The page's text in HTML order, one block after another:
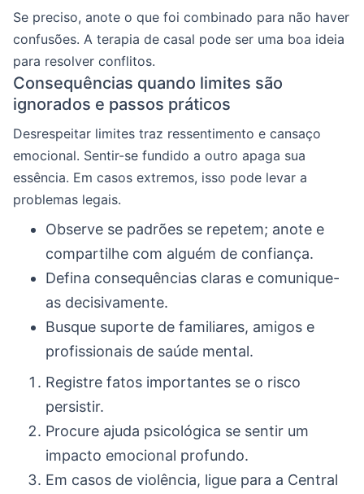
Se preciso, anote o que foi combinado para não haver
confusões. A terapia de casal pode ser uma boa ideia
para resolver conflitos.
Consequências quando limites são
ignorados e passos práticos
Desrespeitar limites traz ressentimento e cansaço
emocional. Sentir-se fundido a outro apaga sua
essência. Em casos extremos, isso pode levar a
problemas legais.
Observe se padrões se repetem; anote e
compartilhe com alguém de confiança.
Defina consequências claras e comunique-
as decisivamente.
Busque suporte de familiares, amigos e
profissionais de saúde mental.
Registre fatos importantes se o risco
persistir.
Procure ajuda psicológica se sentir um
impacto emocional profundo.
Em casos de violência, ligue para a Central